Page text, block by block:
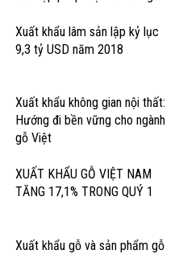
Xuất khẩu lâm sản lập kỷ lục
9,3 tỷ USD năm 2018
Xuất khẩu không gian nội thất:
Hướng đi bền vững cho ngành
gỗ Việt
XUẤT KHẨU GỖ VIỆT NAM
TĂNG 17,1% TRONG QUÝ 1
Xuất khẩu gỗ và sản phẩm gỗ